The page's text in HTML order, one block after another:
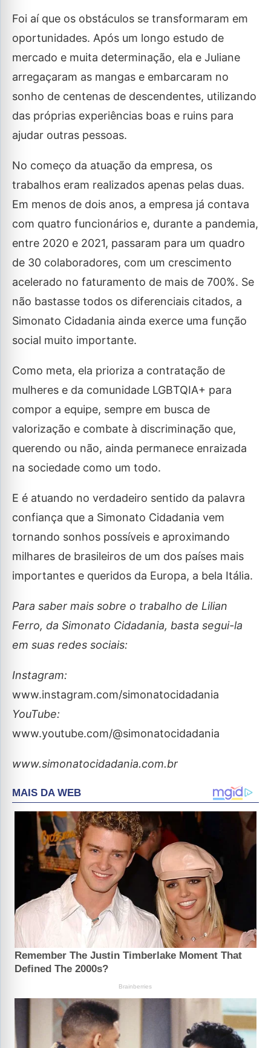
Foi aí que os obstáculos se transformaram em
oportunidades. Após um longo estudo de
mercado e muita determinação, ela e Juliane
arregaçaram as mangas e embarcaram no
sonho de centenas de descendentes, utilizando
das próprias experiências boas e ruins para
ajudar outras pessoas.
No começo da atuação da empresa, os
trabalhos eram realizados apenas pelas duas.
Em menos de dois anos, a empresa já contava
com quatro funcionários e, durante a pandemia,
entre 2020 e 2021, passaram para um quadro
de 30 colaboradores, com um crescimento
acelerado no faturamento de mais de 700%. Se
não bastasse todos os diferenciais citados, a
Simonato Cidadania ainda exerce uma função
social muito importante.
Como meta, ela prioriza a contratação de
mulheres e da comunidade LGBTQIA+ para
compor a equipe, sempre em busca de
valorização e combate à discriminação que,
querendo ou não, ainda permanece enraizada
na sociedade como um todo.
E é atuando no verdadeiro sentido da palavra
confiança que a Simonato Cidadania vem
tornando sonhos possíveis e aproximando
milhares de brasileiros de um dos países mais
importantes e queridos da Europa, a bela Itália.
Para saber mais sobre o trabalho de Lilian
Ferro, da Simonato Cidadania, basta segui-la
em suas redes sociais:
Instagram:
www.instagram.com/simonatocidadania
YouTube:
www.youtube.com/@simonatocidadania
www.simonatocidadania.com.br